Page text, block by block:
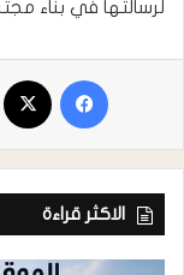
لرسالتها في بناء
الاكثر قراءة